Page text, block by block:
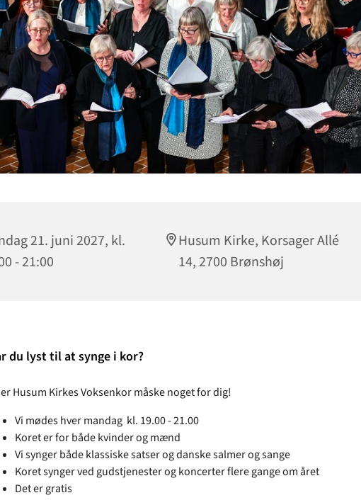
21. juni 2027, kl.
- 21:00
Husum Kirke, Korsager Allé
14, 2700 Brønshøj
du lyst til at synge i kor?
Husum Kirkes Voksenkor måske noget for dig!
Vi mødes hver mandag kl. 19.00 - 21.00
Koret er for både kvinder og mænd
Vi synger både klassiske satser og danske salmer og sange
Koret synger ved gudstjenester og koncerter flere gange om året
Det er gratis